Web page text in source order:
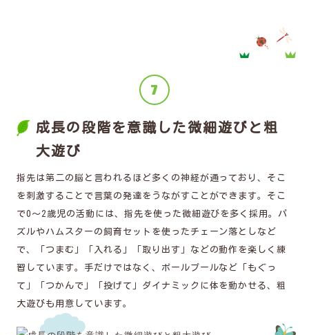
成長の段階を意識した微細遊びと粗
大遊び
指先は第二の脳と言われるほど多くの神経が通っており、そこ
を刺激することで言葉の発達をうながすことができます。そこ
で0～2歳児の活動には、指先を使った微細遊びを多く採用。パ
ズルやハムスターの飼育セットを使ったチェーン落としなど
で、「つまむ」「入れる」「取り出す」などの動作を楽しく練
習しています。手だけではなく、ボールプールなど「もぐっ
て」「つかんで」「投げて」ダイナミックに体を動かせる、粗
大遊びも用意しています。